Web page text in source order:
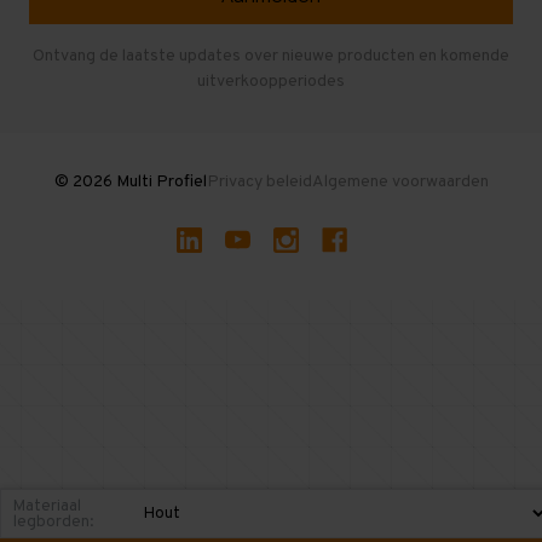
Gebruikte entresolvloeren
Ontvang de laatste updates over nieuwe producten en komende
uitverkoopperiodes
© 2026 Multi ProfielPrivacy beleidAlgemene voorwaarden
Materiaal
legborden: